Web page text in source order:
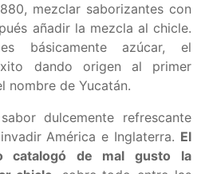
mezclar saborizantes con
añadir la mezcla al chicle.
básicamente azúcar, el
dando origen al primer
nombre de Yucatán.
dulcemente refrescante
América e Inglaterra. El
catalogó de mal gusto la